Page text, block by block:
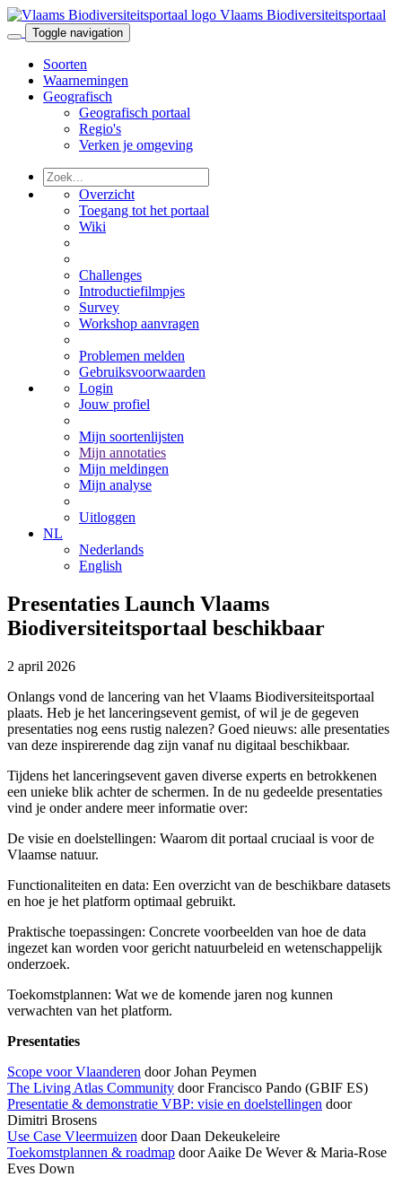
Vlaams Biodiversiteitsportaal
Toggle navigation
Soorten
Waarnemingen
Geografisch
Geografisch portaal
Regio's
Verken je omgeving
Overzicht
Toegang tot het portaal
Wiki
Challenges
Introductiefilmpjes
Survey
Workshop aanvragen
Problemen melden
Gebruiksvoorwaarden
Login
Jouw profiel
Mijn soortenlijsten
Mijn annotaties
Mijn meldingen
Mijn analyse
Uitloggen
NL
Nederlands
English
Presentaties Launch Vlaams
Biodiversiteitsportaal beschikbaar
2 april 2026
Onlangs vond de lancering van het Vlaams Biodiversiteitsportaal
plaats. Heb je het lanceringsevent gemist, of wil je de gegeven
presentaties nog eens rustig nalezen? Goed nieuws: alle presentaties
van deze inspirerende dag zijn vanaf nu digitaal beschikbaar.
Tijdens het lanceringsevent gaven diverse experts en betrokkenen
een unieke blik achter de schermen. In de nu gedeelde presentaties
vind je onder andere meer informatie over:
De visie en doelstellingen: Waarom dit portaal cruciaal is voor de
Vlaamse natuur.
Functionaliteiten en data: Een overzicht van de beschikbare datasets
en hoe je het platform optimaal gebruikt.
Praktische toepassingen: Concrete voorbeelden van hoe de data
ingezet kan worden voor gericht natuurbeleid en wetenschappelijk
onderzoek.
Toekomstplannen: Wat we de komende jaren nog kunnen
verwachten van het platform.
Presentaties
Scope voor Vlaanderen door Johan Peymen
The Living Atlas Community door Francisco Pando (GBIF ES)
Presentatie & demonstratie VBP: visie en doelstellingen door
Dimitri Brosens
Use Case Vleermuizen door Daan Dekeukeleire
Toekomstplannen & roadmap door Aaike De Wever & Maria-Rose
Eves Down